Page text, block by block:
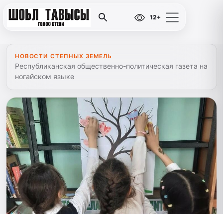
12+
НОВОСТИ СТЕПНЫХ ЗЕМЕЛЬ
Республиканская общественно-политическая газета на
ногайском языке